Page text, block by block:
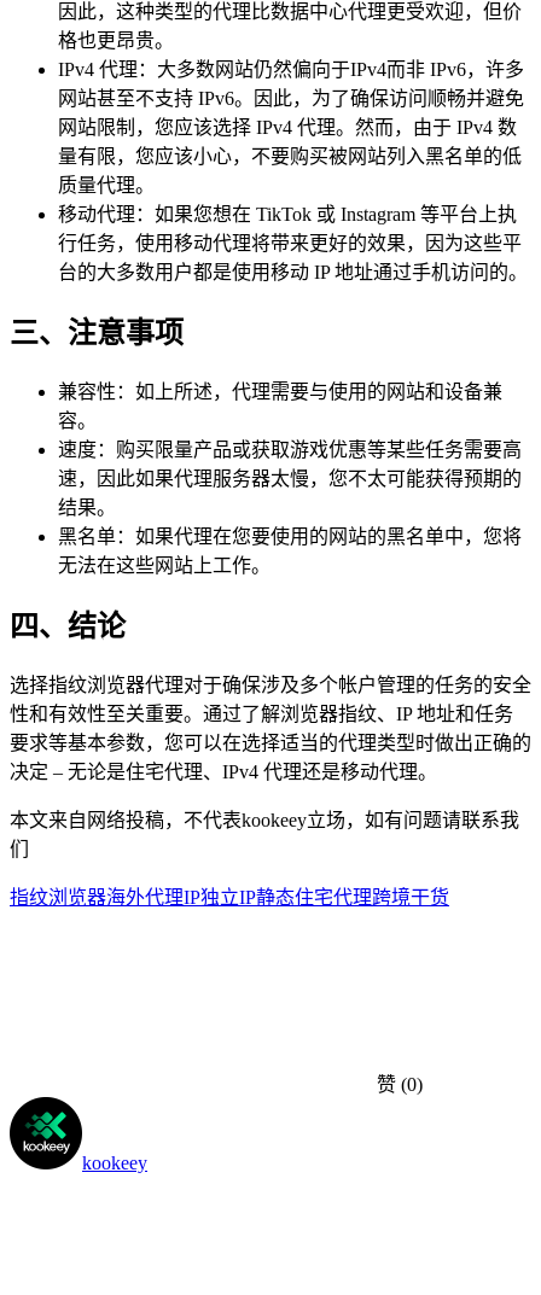
因此，这种类型的代理比数据中心代理更受欢迎，但价
格也更昂贵。
IPv4 代理：大多数网站仍然偏向于IPv4而非 IPv6，许多
网站甚至不支持 IPv6。因此，为了确保访问顺畅并避免
网站限制，您应该选择 IPv4 代理。然而，由于 IPv4 数
量有限，您应该小心，不要购买被网站列入黑名单的低
质量代理。
移动代理：如果您想在 TikTok 或 Instagram 等平台上执
行任务，使用移动代理将带来更好的效果，因为这些平
台的大多数用户都是使用移动 IP 地址通过手机访问的。
三、注意事项
兼容性：如上所述，代理需要与使用的网站和设备兼
容。
速度：购买限量产品或获取游戏优惠等某些任务需要高
速，因此如果代理服务器太慢，您不太可能获得预期的
结果。
黑名单：如果代理在您要使用的网站的黑名单中，您将
无法在这些网站上工作。
四、结论
选择指纹浏览器代理对于确保涉及多个帐户管理的任务的安全
性和有效性至关重要。通过了解浏览器指纹、IP 地址和任务
要求等基本参数，您可以在选择适当的代理类型时做出正确的
决定 – 无论是住宅代理、IPv4 代理还是移动代理。
本文来自网络投稿，不代表kookeey立场，如有问题请联系我
们
指纹浏览器海外代理IP独立IP静态住宅代理跨境干货
赞 (0)
kookeey